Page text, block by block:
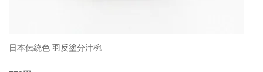
日本伝統色 羽反塗分汁椀